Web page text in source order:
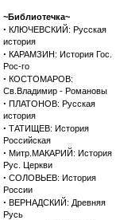
~Библиотечка~
· КЛЮЧЕВСКИЙ: Русская
история
· КАРАМЗИН: История Гос.
Рос-го
· КОСТОМАРОВ:
Св.Владимир - Романовы
· ПЛАТОНОВ: Русская
история
· ТАТИЩЕВ: История
Российская
· Митр.МАКАРИЙ: История
Рус. Церкви
· СОЛОВЬЕВ: История
России
· ВЕРНАДСКИЙ: Древняя
Русь